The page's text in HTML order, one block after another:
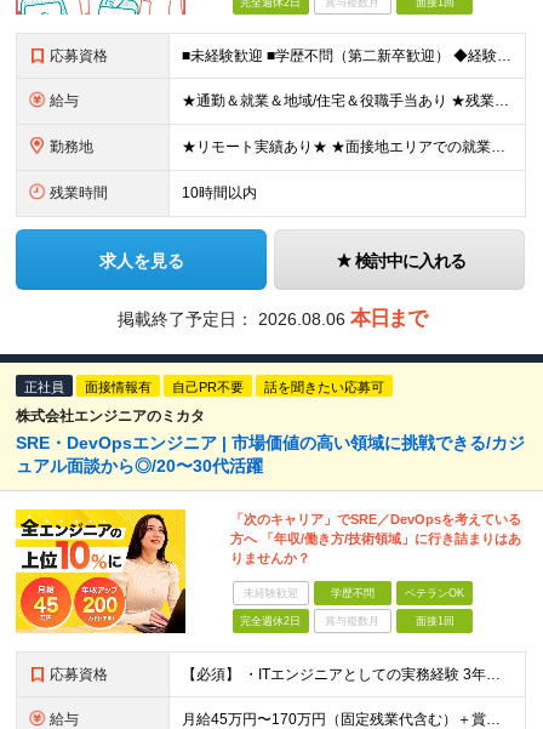
完全週休2日 賞与複数月 面接1回
応募資格 ■未経験歓迎 ■学歴不問（第二新卒歓迎） ◆経験は一切問いません ◆転職回数・ブランク期間も不問 ◆面接というよりは“リラックス面談”です ≪こんな方をお待ちしています≫ ・地道にコツコツ作業が得
給与 ★通勤＆就業＆地域/住宅＆役職手当あり ★残業代は全額支給 ★選べる給与制度あり！ ■東京・神奈川・千葉・埼玉勤務の場合 月給24.5万円～55万円＋諸手当 （残業代は全額支給） (20,000円の
勤務地 ★リモート実績あり★ ★面接地エリアでの就業率92％以上！ 『地元で働きたい』『新天地で挑戦したい』という希望に、業界トップクラス約7,000件の取引事業所数、90,000件以上のプロジェクトから検
残業時間 10時間以内
求人を見る 検討中に入れる
掲載終了予定日： 2026.08.06 本日まで
正社員 面接情報有 自己PR不要 話を聞きたい応募可
株式会社エンジニアのミカタ
SRE・DevOpsエンジニア | 市場価値の高い領域に挑戦できる/カジ
ュアル面談から◎/20〜30代活躍
「次のキャリア」でSRE／DevOpsを考えている
方へ 「年収/働き方/技術領域」に行き詰まりはあ
りませんか？
未経験歓迎 学歴不問 ベテランOK
完全週休2日 賞与複数月 面接1回
応募資格 【必須】 ・ITエンジニアとしての実務経験 3年以上 （インフラエンジニア／サーバーエンジニア／ネットワークエンジニア／クラウドエンジニア／社内SE／バックエンドエンジニア等、領域不問） ・AWS／G
給与 月給45万円〜170万円（固定残業代含む）＋賞与＋インセンティブ 想定年収：620万円〜2,000万円 ◎入社した全員が年収UP（平均170万円UP） ※経験・能力などを考慮の上、決定します。 ※月